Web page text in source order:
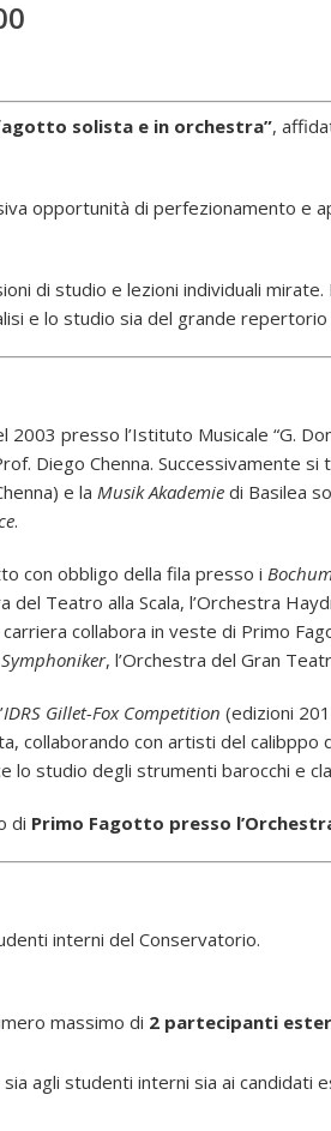
solista e in orchestra”,
opportunità di perfezionamento e
di studio e lezioni individuali
e lo studio sia del grande
presso l’Istituto Musicale “G.
Diego Chenna.
e la Musik Akademie di Basilea
.
con obbligo della fila presso i
Teatro alla Scala, l’Orchestra
collabora in veste di Primo
, l’Orchestra del Gran
IDRS Gillet-Fox Competition (edizioni
con artisti del calibppo
lo studio degli strumenti barocchi e
di Primo Fagotto presso
interni del Conservatorio.
massimo di 2 partecipanti
agli studenti interni sia ai candidati